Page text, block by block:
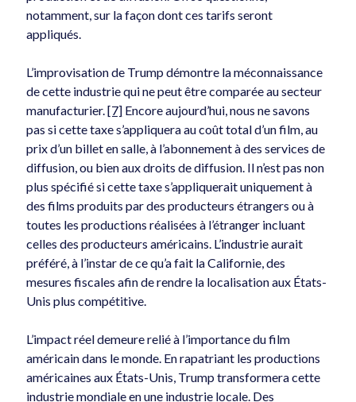
notamment, sur la façon dont ces tarifs seront
appliqués.
L’improvisation de Trump démontre la méconnaissance
de cette industrie qui ne peut être comparée au secteur
manufacturier.[7] Encore aujourd’hui, nous ne savons
pas si cette taxe s’appliquera au coût total d’un film, au
prix d’un billet en salle, à l’abonnement à des services de
diffusion, ou bien aux droits de diffusion. Il n’est pas non
plus spécifié si cette taxe s’appliquerait uniquement à
des films produits par des producteurs étrangers ou à
toutes les productions réalisées à l’étranger incluant
celles des producteurs américains. L’industrie aurait
préféré, à l’instar de ce qu’a fait la Californie, des
mesures fiscales afin de rendre la localisation aux États-
Unis plus compétitive.
L’impact réel demeure relié à l’importance du film
américain dans le monde. En rapatriant les productions
américaines aux États-Unis, Trump transformera cette
industrie mondiale en une industrie locale. Des